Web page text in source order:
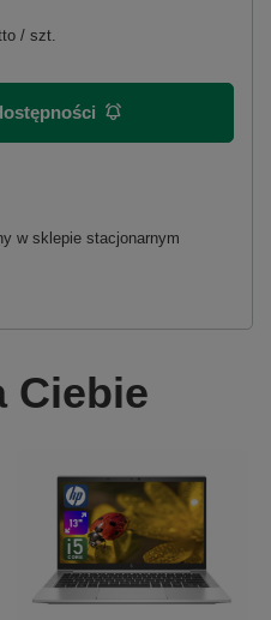
/ szt.
w sklepie stacjonarnym
Ciebie